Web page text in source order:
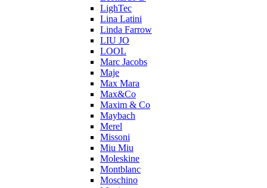
LighTec
Lina Latini
Linda Farrow
LIU JO
LOOL
Marc Jacobs
Maje
Max Mara
Max&Co
Maxim & Co
Maybach
Merel
Missoni
Miu Miu
Moleskine
Montblanc
Moschino